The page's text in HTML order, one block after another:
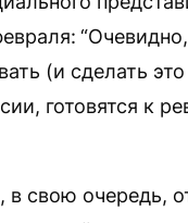
(и сделать
готовятся к
в свою очередь,